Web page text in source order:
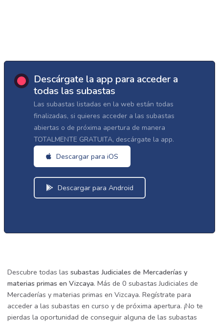
Descárgate la app para acceder a
todas las subastas
Las subastas listadas en la web están todas
finalizadas, si quieres acceder a las subastas
abiertas o de próxima apertura de manera
TOTALMENTE GRATUITA, descárgate la app.
Descargar para iOS
Descargar para Android
Descubre todas las subastas Judiciales de Mercaderías y
materias primas en Vizcaya. Más de 0 subastas Judiciales de
Mercaderías y materias primas en Vizcaya. Regístrate para
acceder a las subastas en curso y de próxima apertura. ¡No te
pierdas la oportunidad de conseguir alguna de las subastas